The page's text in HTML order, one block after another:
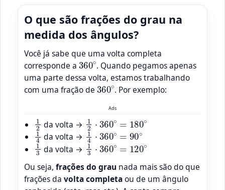
O que são frações do grau na
medida dos ângulos?
Você já sabe que uma volta completa
corresponde a 360∘
. Quando pegamos apenas
uma parte dessa volta, estamos trabalhando
com uma fração de 360∘
. Por exemplo:
Ads
1 da volta → 1 360∘ 180∘
1 4da volta → 1 4⋅ 360∘= 90∘
1 3da volta → 13⋅ 360∘= 120∘
Ou seja, frações do grau nada mais são do que
frações da volta completaou de um ângulo